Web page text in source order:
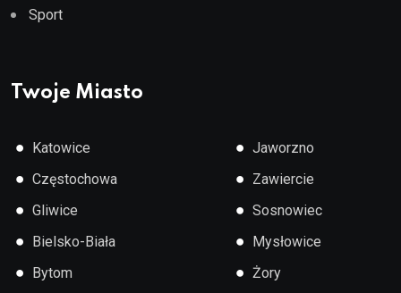
Sport
Twoje Miasto
● Katowice
● Częstochowa
● Gliwice
● Bielsko-Biała
● Bytom
● Jaworzno
● Zawiercie
● Sosnowiec
● Mysłowice
● Żory